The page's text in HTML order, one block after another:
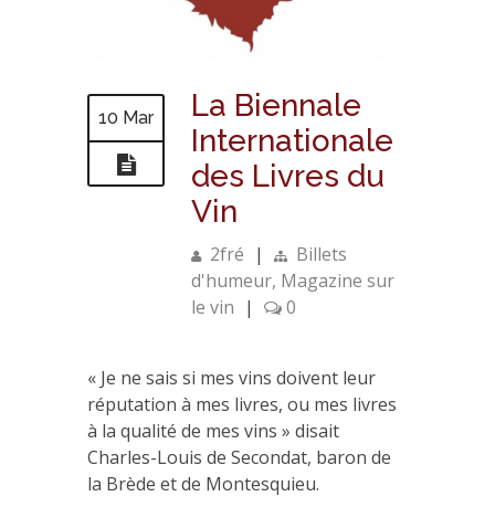
10 Mar
La Biennale
Internationale
des Livres du
Vin
2fré |
Billets
d'humeur, Magazine sur
le vin | 0
« Je ne sais si mes vins doivent leur
réputation à mes livres, ou mes livres
à la qualité de mes vins » disait
Charles-Louis de Secondat, baron de
la Brède et de Montesquieu.